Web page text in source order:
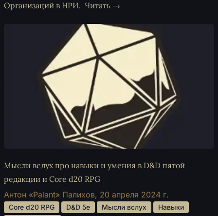
Организаций в НРИ. Читать →
Мысли вслух про навыки и умения в D&D пятой
редакции и Core d20 RPG
Антон «Palant» Палихов, 20 апреля 2024 г.
Core d20 RPG D&D 5e Мысли вслух
Навыки